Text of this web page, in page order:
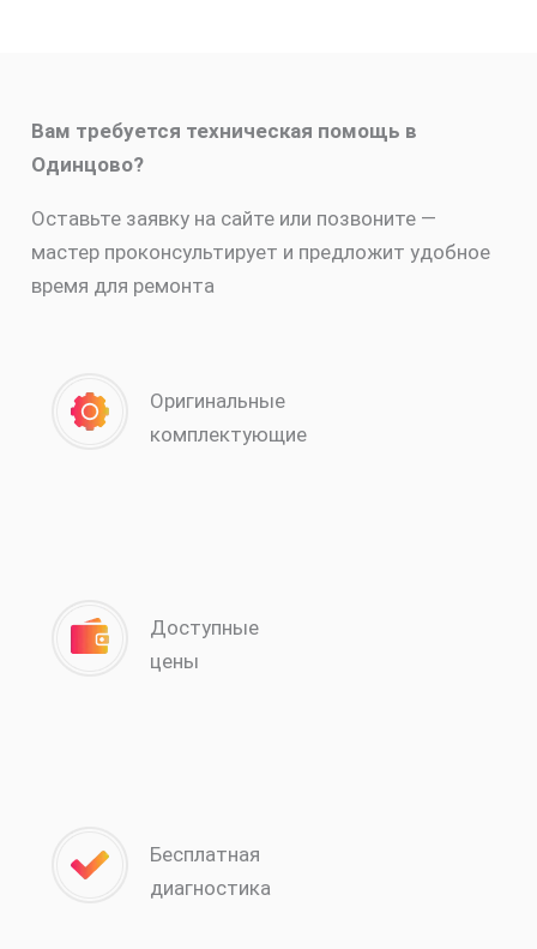
Вам требуется техническая помощь в
Одинцово?
Оставьте заявку на сайте или позвоните —
мастер проконсультирует и предложит удобное
время для ремонта
Оригинальные
комплектующие
Доступные
цены
Бесплатная
диагностика